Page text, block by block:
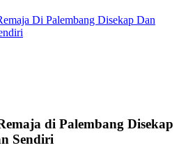
Di Palembang Disekap Dan
di Palembang Disekap
Sendiri